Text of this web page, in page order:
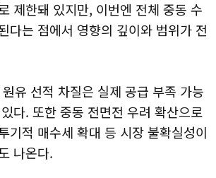
제한돼 있지만, 이번엔 전체 중동 수
다는 점에서 영향의 깊이와 범위가 전
유 선적 차질은 실제 공급 부족 가능
다. 또한 중동 전면전 우려 확산으로
기적 매수세 확대 등 시장 불확실성이
나온다.